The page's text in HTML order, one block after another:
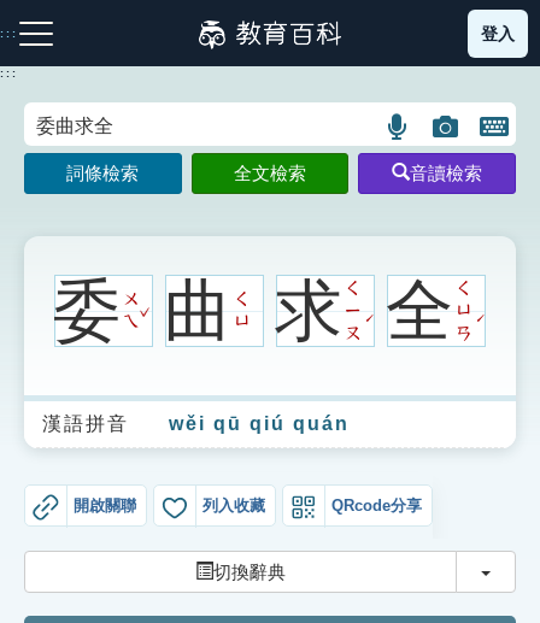
到
主
:::
注音索引圖示 筆畫索引圖示 部首索引表圖示
生字詞彙表
成語故事
索引選單
登入
:::
語
言
搜
示
圖
片
搜
示
開
鍵
圖
詞條檢索 全文檢索 音讀檢索
委ㄨ
ㄟ
ˇ曲ㄑ
ㄩ
求ㄑ
ㄧ
ㄡ
ˊ 全ㄑ
ㄩ
ㄢ
ˊ
漢語拼音 wěi qū qiú quán
開啟關聯 列入收藏 QRcode分享
切換辭典 切換